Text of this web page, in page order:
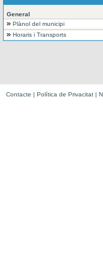
General
Plànol del municipi
Horaris i Transports
Contacte | Política de Privacitat |